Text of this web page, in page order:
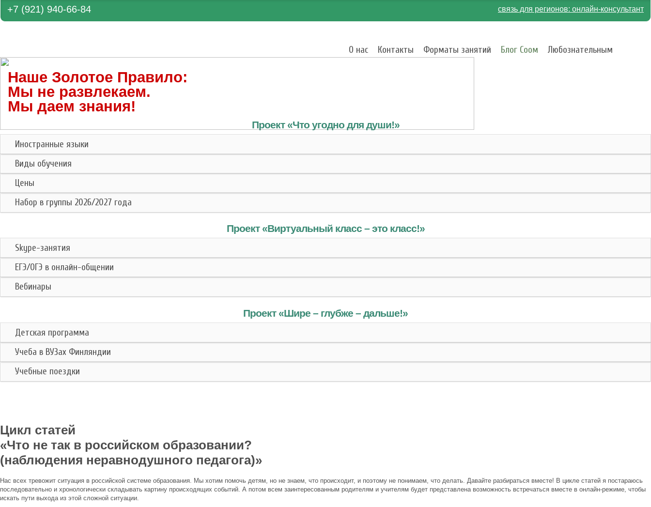
+7 (921) 940-66-84 связь для регионов: онлайн-консультант
О нас Контакты Форматы занятий Блог Соом Любознательным
Наше Золотое Правило:
Мы не развлекаем.
Мы даем знания!
Проект «Что угодно для души!»
Иностранные языки
Виды обучения
Цены
Набор в группы 2026/2027 года
Проект «Виртуальный класс – это класс!»
Skype-занятия
ЕГЭ/ОГЭ в онлайн-общении
Вебинары
Проект «Шире – глубже – дальше!»
Детская программа
Учеба в ВУЗах Финляндии
Учебные поездки
Цикл статей
«Что не так в российском образовании?
(наблюдения неравнодушного педагога)»
Нас всех тревожит ситуация в российской системе образования. Мы хотим помочь детям, но не знаем, что происходит, и поэтому не понимаем, что делать. Давайте разбираться вместе! В цикле статей я постараюсь
последовательно и хронологически складывать картину происходящих событий. А потом всем заинтересованным родителям и учителям будет представлена возможность встречаться вместе в онлайн-режиме, чтобы
искать пути выхода из этой сложной ситуации.